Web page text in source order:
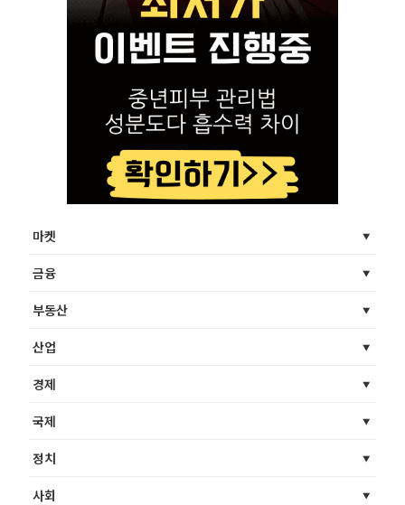
마켓
금융
부동산
산업
경제
국제
정치
사회